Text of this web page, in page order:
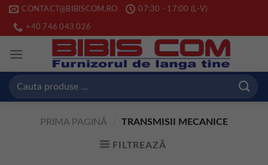
Skip
content
CONTACT@BIBISCOM.RO 07:30 - 17:00 (L-V)
+40 746 043 026
Caută
PRIMA PAGINĂ TRANSMISII MECANICE
FILTREAZĂ